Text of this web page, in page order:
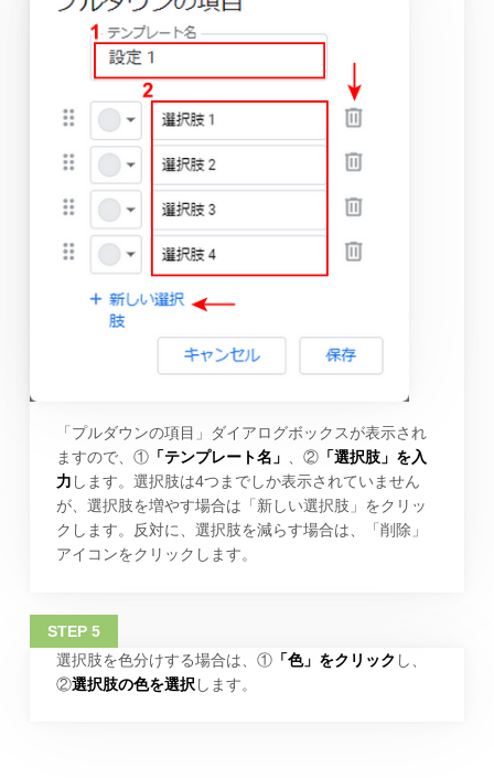
「プルダウンの項目」ダイアログボックスが表示され
ますので、①「テンプレート名」 、②「選択肢」を入
力 します。選択肢は4つまでしか表示されていません
が、選択肢を増やす場合は「新しい選択肢」をクリッ
クします。反対に、選択肢を減らす場合は、「削除」
アイコンをクリックします。
選択肢を色分けする場合は、①「色」をクリック し、
②選択肢の色を選択 します。